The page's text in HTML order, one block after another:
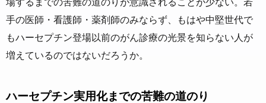
手の医師・看護師・薬剤師のみならず、もはや中堅世代で
もハーセプチン登場以前のがん診療の光景を知らない人が
増えているのではないだろうか。
ハーセプチン実用化までの苦難の道のり